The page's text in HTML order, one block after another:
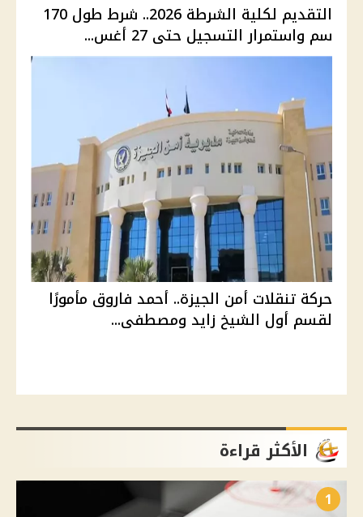
التقديم لكلية الشرطة 2026.. شرط طول 170
سم واستمرار التسجيل حتى 27 أغس...
حركة تنقلات أمن الجيزة.. أحمد فاروق مأمورًا
لقسم أول الشيخ زايد ومصطفى...
الأكثر قراءة
1